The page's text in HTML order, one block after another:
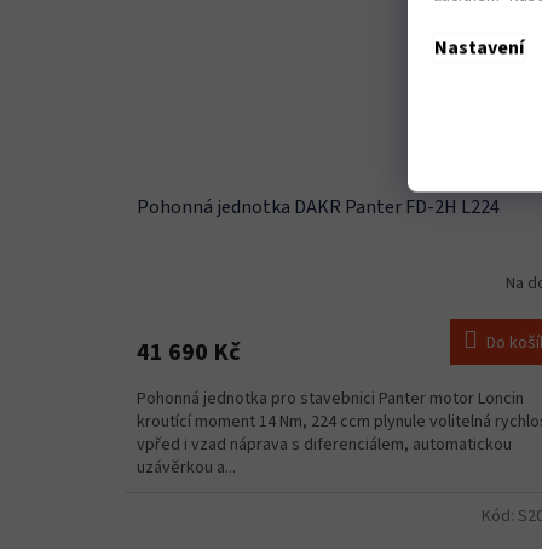
Nastavení
Pohonná jednotka DAKR Panter FD-2H L224
Na
41 690 Kč Do
Pohonná jednotka pro stavebnici Panter motor Loncin
kroutící moment 14 Nm, 224 ccm plynule volitelná
vpřed i vzad náprava s diferenciálem, automatickou
uzávěrkou a...
Kód: